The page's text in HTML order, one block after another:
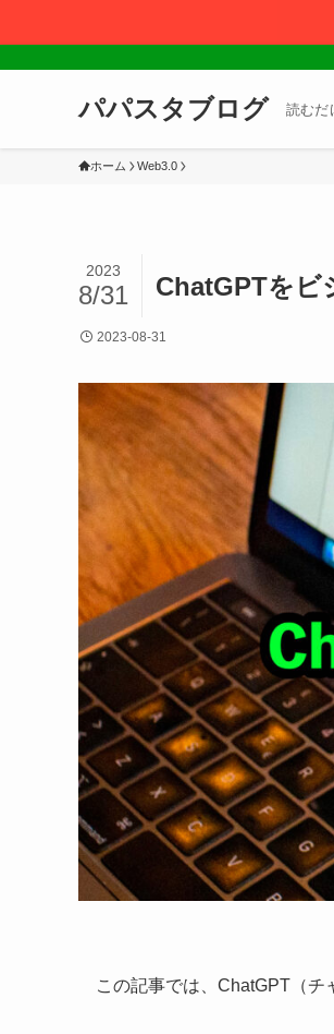
パパスタブログ 読むだ
ホーム Web3.0
ChatGPTをビ
2023
8/31
2023-08-31
この記事では、ChatGPT（チ